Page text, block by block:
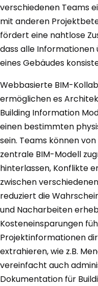
verschiedenen Teams
mit anderen
fördert eine nahtlose
dass alle Informationen
eines Gebäudes
Webbasierte BIM-
ermöglichen es
Building Information
einen bestimmten
sein. Teams können
zentrale BIM-Modell
hinterlassen, Konflikte
zwischen
reduziert die
und Nacharbeiten
Kosteneinsparungen
Projektinformationen
extrahieren, wie z.B.
vereinfacht auch
Dokumentation für